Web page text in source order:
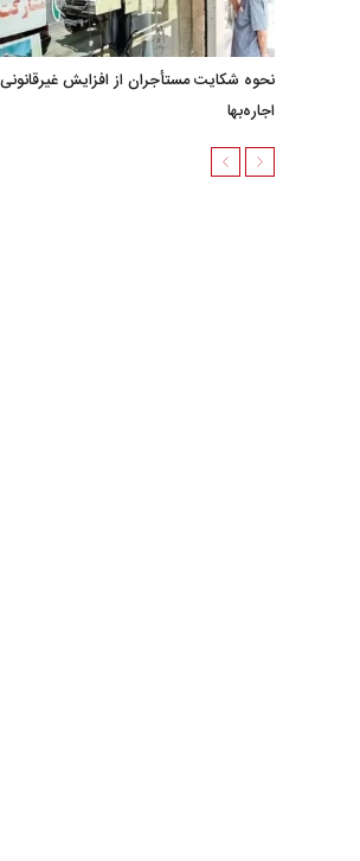
نحوه شکایت مستأجران از افزایش غیرقانونی
اجاره‌بها